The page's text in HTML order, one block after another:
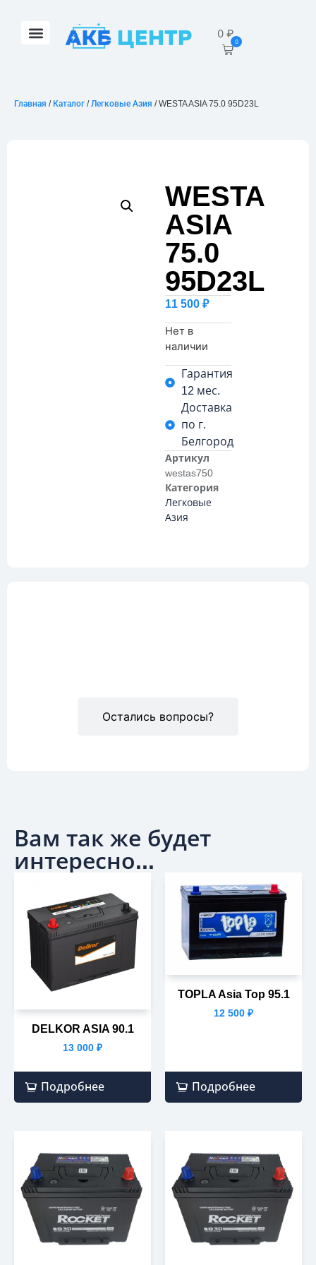
0₽
0
Главная / Каталог /Легковые Азия / WESTA ASIA 75.0 95D23L
WESTA
ASIA
75.0
95D23L
11 500 ₽
Нет в
наличии
Гарантия
12 мес.
Доставка
по г.
Белгород
Артикул
westas750
Категория
Легковые
Азия
Остались вопросы?
Вам так же будет
интересно...
DELKOR ASIA 90.1
13 000 ₽
Подробнее
TOPLA Asia Top 95.1
12 500 ₽
Подробнее